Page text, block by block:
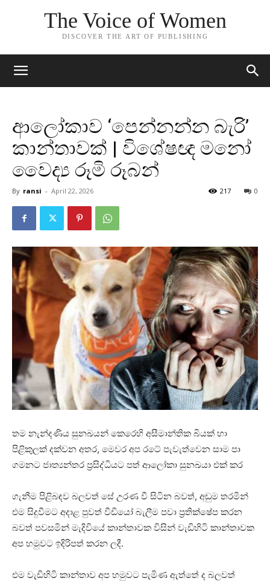
The Voice of Women
DISCOVER THE ART OF PUBLISHING
ආලෝකාව ‘පෙන්නන්න බැරි’
කාන්තාවක් | විශේෂඥ මනෝ
වෛද්‍ය රූමි රූබන්
By ransi - April 22, 2026 0
217
තම නැන්දණිය සුනඛයන් කෙරෙහි අසීමාන්තික බියක් හා
පිළිකුලක් දක්වන අතර, මෙවර අප රටේ පැවැත්වෙන සාම පා
ගමනට ජාත්‍යන්තර ප්‍රසිද්ධියට පත් ආලෝකා සුනඛයා එක් කර
ගැනීම පිළිබඳව බලවත් සේ උරණ වී සිටින බවත්, අඩුම තරමින්
එම සිදුවීමට අදාළ පුවත් වීඩියෝ බැලීම පවා ප්‍රතික්ෂේප කරන
බවත් පවසමින් මැදිවියේ කාන්තාවක විසින් වැඩිහිටි කාන්තාවක
අප හමුවට ඉදිරිපත් කරන ලදී.
එම වැඩිහිටි කාන්තාව අප හමුවට පැමිණ ඇත්තේ ද බලවත්